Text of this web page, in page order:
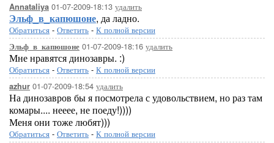
Annataliya 01-07-2009-18:13 удалить
Эльф_в_капюшоне, да ладно.
Обратиться - Ответить - К полной версии
Эльф_в_капюшоне 01-07-2009-18:16 удалить
Мне нравятся динозавры. :)
Обратиться - Ответить - К полной версии
azhur 01-07-2009-18:54 удалить
На динозавров бы я посмотрела с удовольствием, но раз там
комары.... нееее, не поеду!))))
Меня они тоже любят)))
Обратиться - Ответить - К полной версии